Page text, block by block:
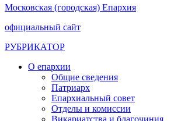
Московская (городская) Епархия
официальный сайт
РУБРИКАТОР
О епархии
Общие сведения
Патриарх
Епархиальный совет
Отделы и комиссии
Викариатства и благочиния